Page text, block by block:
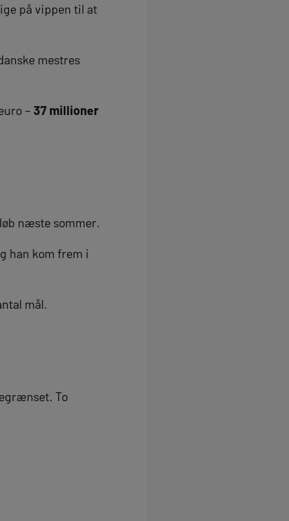
på vippen til at
mestres
– 37 millioner
næste sommer.
han kom frem i
mål.
To